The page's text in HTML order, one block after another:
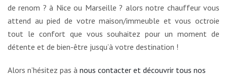
de renom ? à Nice ou Marseille ? alors notre chauffeur vous
attend au pied de votre maison/immeuble et vous octroie
tout le confort que vous souhaitez pour un moment de
détente et de bien-être jusqu’à votre destination !
Alors n’hésitez pas à nous contacter et découvrir tous nos